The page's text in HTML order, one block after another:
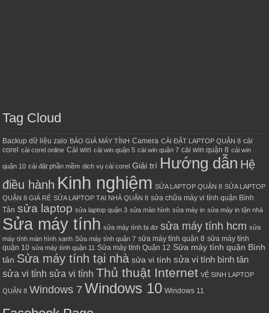
Tag Cloud
Backup dữ liệu zalo BÁO GIÁ MÁY TÍNH Camera CÀI ĐẶT LAPTOP QUẬN 8 cài
corel
cài corel online Cài win cài win quận 5 cài win quận 7 cài win quận 8 cài win
quận 10 cài đặt phần mềm dịch vụ cài corel Giải trí Hướng dẫn Hệ
điều hành Kinh nghiệm SỬA LAPTOP QUẬN 8 SỬA LAPTOP
QUẬN 8 GIÁ RẺ SỬA LAPTOP TẠI NHÀ QUẬN 8 sửa chữa máy vi tính quận Bình
Tân sửa laptop sửa laptop quận 3 sửa màn hình sửa máy in sửa máy in tận nhà
Sửa máy tính sửa máy tính bị đơ sửa máy tính hcm sửa
máy tính màn hình xanh Sửa máy tính quận 7 sửa máy tính quận 8 sửa máy tính
quận 10 sửa máy tính quận 11 Sửa máy tính Quận 12 Sửa máy tính quận Bình
tân Sửa máy tính tại nhà sửa vi tính sửa vi tính bình tân
sửa vi tính sửa vi tính Thủ thuật Internet VỆ SINH LAPTOP
QUẬN 8 Windows 7 Windows 10 Windows 11